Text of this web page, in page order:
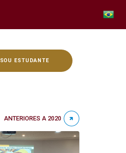
SOU ESTUDANTE
ANTERIORES A 2020